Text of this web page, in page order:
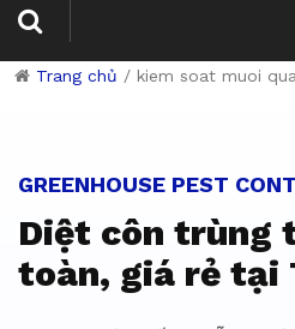
Trang chủ / kiem soat muoi
GREENHOUSE PEST
Diệt côn trùng
toàn, giá rẻ tại